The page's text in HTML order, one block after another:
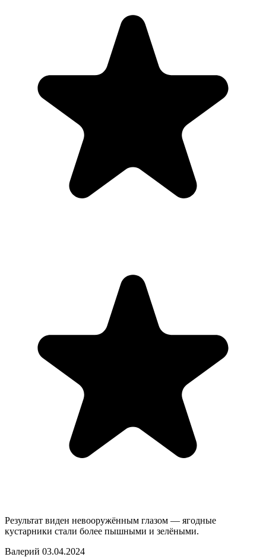
Результат виден невооружённым глазом — ягодные
кустарники стали более пышными и зелёными.
Валерий 03.04.2024